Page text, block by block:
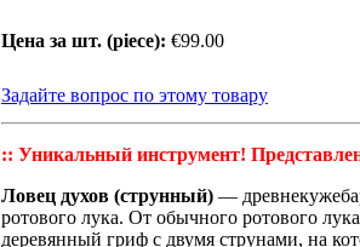
Цена за шт. (piece): €99.00
Задайте вопрос по этому товару
:: Уникальный инструмент!
Ловец духов (струнный) —
ротового лука. От обычного ротового
деревянный гриф с двумя струнами, на